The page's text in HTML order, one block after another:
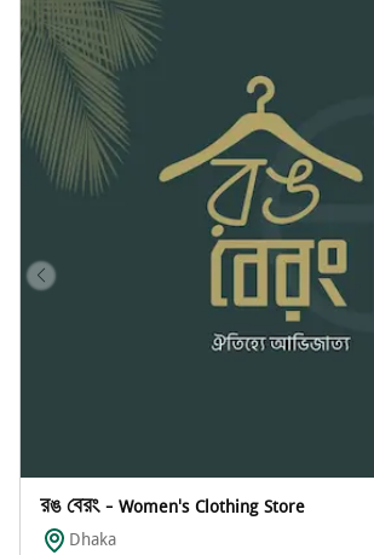
রঙ বেরং - Women's Clothing Store
Dhaka